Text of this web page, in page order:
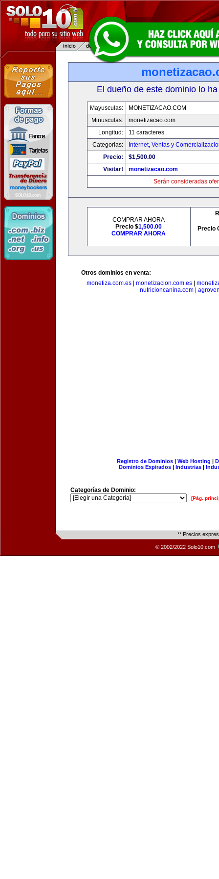
El dueño de este dominio lo
Mayusculas:
MONETIZACAO.COM
Minusculas:
monetizacao.com
Longitud:
11 caracteres
Categorias:
Internet, Ventas y
Precio:
$1,500.00
Visitar!
monetizacao.com
Serán consideradas
COMPRAR AHORA
Precio $1,500.00
COMPRAR AHORA
Precio
Otros dominios en venta:
monetiza.com.es| monetizacion.com.es|
nutricioncanina.com
Registro de Dominios| Web Hosting |
Dominios Expirados | Industrias |
Categorías de Dominio:
[Pág.
** Precios
© 2002/2022 Solo10.com